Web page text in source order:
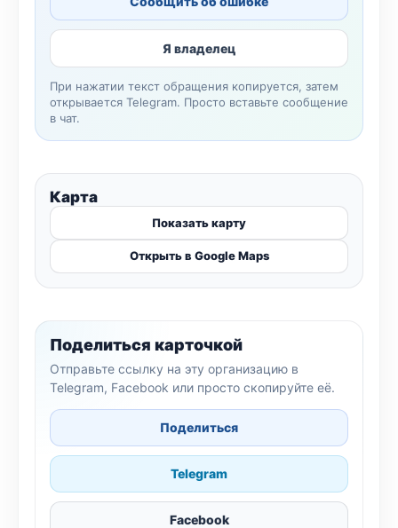
Я владелец
При нажатии текст обращения копируется, затем
открывается Telegram. Просто вставьте сообщение
в чат.
Карта
Показать карту
Открыть в Google Maps
Поделиться карточкой
Отправьте ссылку на эту организацию в
Telegram, Facebook или просто скопируйте её.
Поделиться
Telegram
Facebook